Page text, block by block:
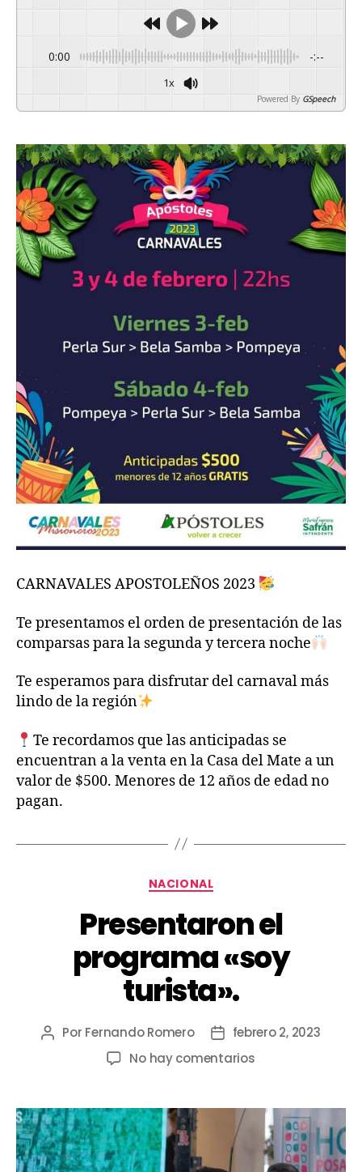
0:00 -:--
1x
Powered By GSpeech
CARNAVALES APOSTOLEÑOS 2023
Te presentamos el orden de presentación de las
comparsas para la segunda y tercera noche
Te esperamos para disfrutar del carnaval más
lindo de la región
Te recordamos que las anticipadas se
encuentran a la venta en la Casa del Mate a un
valor de $500. Menores de 12 años de edad no
pagan.
NACIONAL
Presentaron el
programa «soy
turista».
Por Fernando Romero
febrero 2, 2023
No hay comentarios